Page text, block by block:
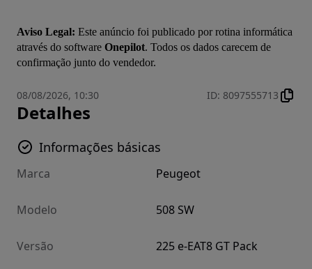
Aviso Legal: Este anúncio foi publicado por rotina informática
através do software Onepilot. Todos os dados carecem de
confirmação junto do vendedor.
08/08/2026, 10:30 ID: 8097555713
Detalhes
Informações básicas
Marca Peugeot
Modelo 508 SW
Versão 225 e-EAT8 GT Pack